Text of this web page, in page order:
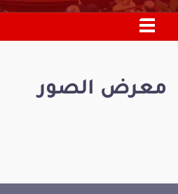
معرض الصور